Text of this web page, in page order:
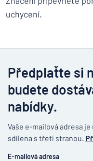
uchycení.
Předplaťte si
budete
nabídky.
Vaše e-mailová adresa
sdílena s třetí stranou.
E-mailová adresa